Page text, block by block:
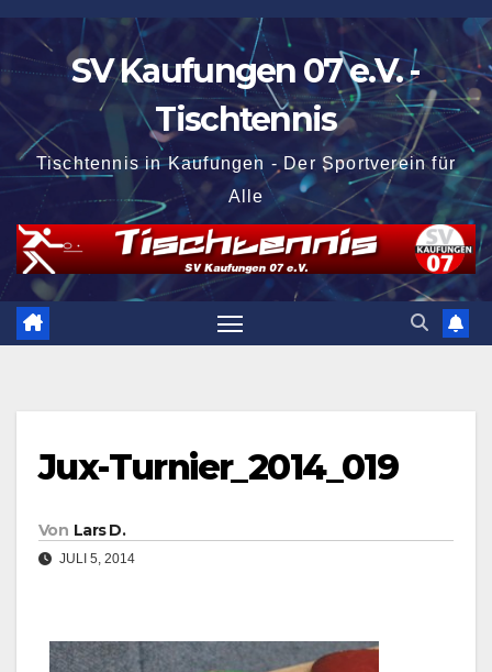
Zum
Inhalt
springen
SV Kaufungen 07 e.V. -
Tischtennis
Tischtennis in Kaufungen - Der Sportverein für
Alle
Jux-Turnier_2014_019
Von Lars D.
JULI 5, 2014